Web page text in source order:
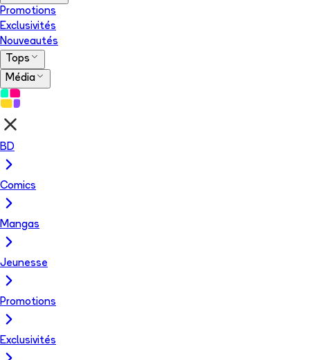
Promotions
Exclusivités
Nouveautés
Tops
Média
BD
Comics
Mangas
Jeunesse
Promotions
Exclusivités